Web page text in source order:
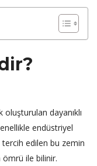
dayanıklı
endüstriyel
edilen bu zemin
ömrü ile bilinir.